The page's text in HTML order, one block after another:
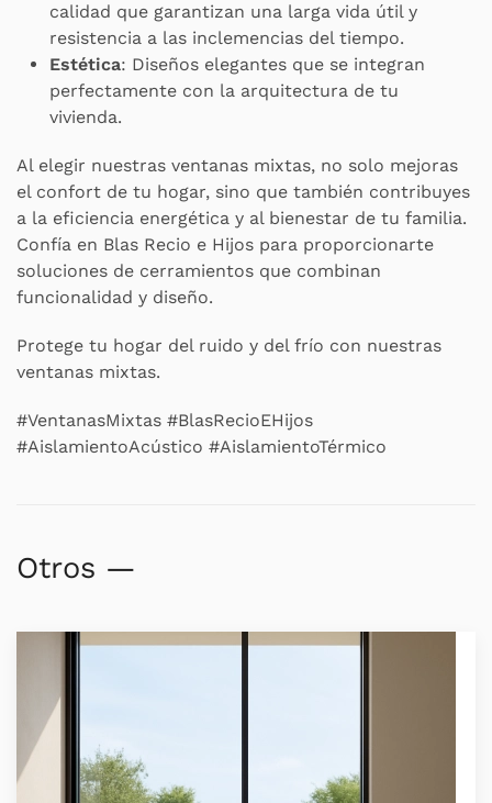
calidad que garantizan una larga vida útil y
resistencia a las inclemencias del tiempo.
Estética: Diseños elegantes que se integran
perfectamente con la arquitectura de tu
vivienda.
Al elegir nuestras ventanas mixtas, no solo mejoras
el confort de tu hogar, sino que también contribuyes
a la eficiencia energética y al bienestar de tu familia.
Confía en Blas Recio e Hijos para proporcionarte
soluciones de cerramientos que combinan
funcionalidad y diseño.
Protege tu hogar del ruido y del frío con nuestras
ventanas mixtas.
#VentanasMixtas #BlasRecioEHijos
#AislamientoAcústico #AislamientoTérmico
Otros —